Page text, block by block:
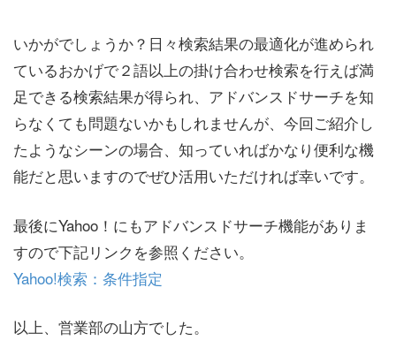
いかがでしょうか？日々検索結果の最適化が進められ
ているおかげで２語以上の掛け合わせ検索を行えば満
足できる検索結果が得られ、アドバンスドサーチを知
らなくても問題ないかもしれませんが、今回ご紹介し
たようなシーンの場合、知っていればかなり便利な機
能だと思いますのでぜひ活用いただければ幸いです。
最後にYahoo！にもアドバンスドサーチ機能がありま
すので下記リンクを参照ください。
Yahoo!検索：条件指定
以上、営業部の山方でした。